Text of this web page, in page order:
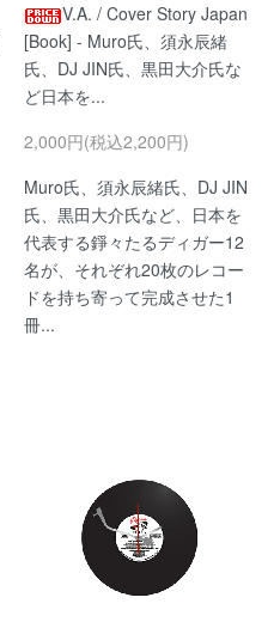
V.A. / Cover Story Japan
[Book] - Muro氏、須永辰緒
氏、DJ JIN氏、黒田大介氏な
ど日本を...
2,000円(税込2,200円)
Muro氏、須永辰緒氏、DJ JIN
氏、黒田大介氏など、日本を
代表する錚々たるディガー12
名が、それぞれ20枚のレコー
ドを持ち寄って完成させた1
冊...